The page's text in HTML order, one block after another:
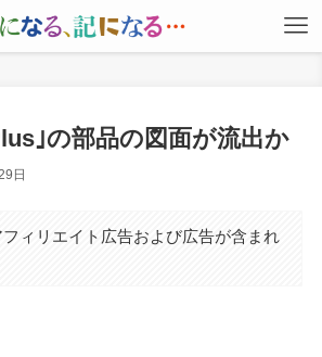
｣の部品の図面が流出か
日
ィリエイト広告および広告が含まれ